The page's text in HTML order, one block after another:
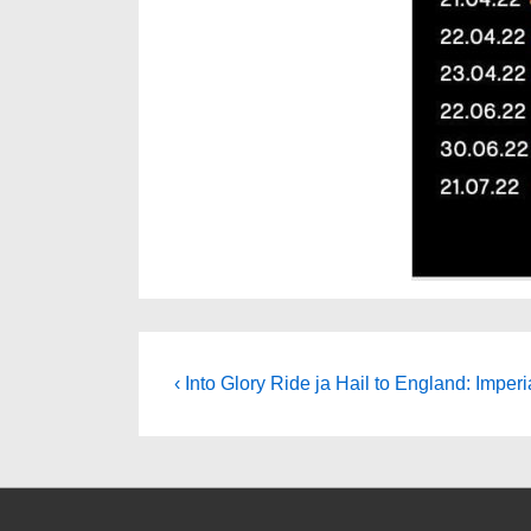
Artikkelien
Edellinen
‹ Into Glory Ride ja Hail to England: